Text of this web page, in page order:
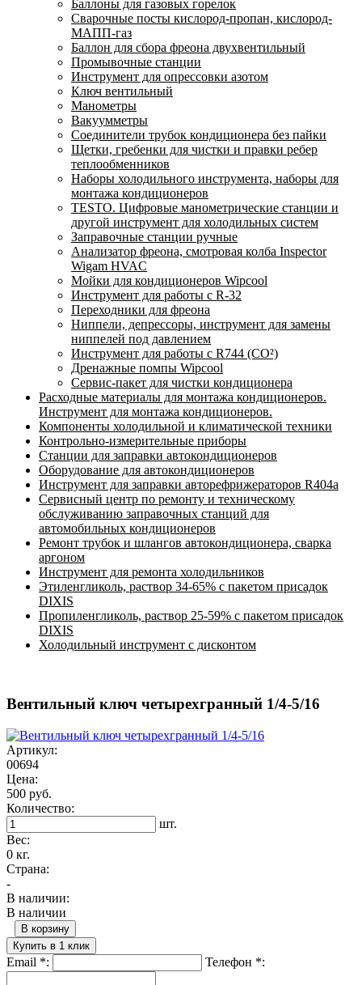
Баллоны для газовых горелок
Сварочные посты кислород-пропан, кислород-
МАПП-газ
Баллон для сбора фреона двухвентильный
Промывочные станции
Инструмент для опрессовки азотом
Ключ вентильный
Манометры
Вакуумметры
Соединители трубок кондиционера без пайки
Щетки, гребенки для чистки и правки ребер
теплообменников
Наборы холодильного инструмента, наборы для
монтажа кондиционеров
TESTO. Цифровые манометрические станции и
другой инструмент для холодильных систем
Заправочные станции ручные
Анализатор фреона, смотровая колба Inspector
Wigam HVAC
Мойки для кондиционеров Wipcool
Инструмент для работы с R-32
Переходники для фреона
Ниппели, депрессоры, инструмент для замены
ниппелей под давлением
Инструмент для работы с R744 (CO²)
Дренажные помпы Wipcool
Сервис-пакет для чистки кондиционера
Расходные материалы для монтажа кондиционеров.
Инструмент для монтажа кондиционеров.
Компоненты холодильной и климатической техники
Контрольно-измерительные приборы
Станции для заправки автокондиционеров
Оборудование для автокондиционеров
Инструмент для заправки авторефрижераторов R404a
Сервисный центр по ремонту и техническому
обслуживанию заправочных станций для
автомобильных кондиционеров
Ремонт трубок и шлангов автокондиционера, сварка
аргоном
Инструмент для ремонта холодильников
Этиленгликоль, раствор 34-65% с пакетом присадок
DIXIS
Пропиленгликоль, раствор 25-59% с пакетом присадок
DIXIS
Холодильный инструмент с дисконтом
Вентильный ключ четырехгранный 1/4-5/16
Артикул:
00694
Цена:
500 руб.
Количество:
шт.
Вес:
0 кг.
Страна:
-
В наличии:
В наличии
В корзину
Купить в 1 клик
Email *: Телефон *: